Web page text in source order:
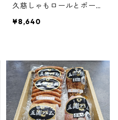
久慈しゃもロールとポーク
¥8,640